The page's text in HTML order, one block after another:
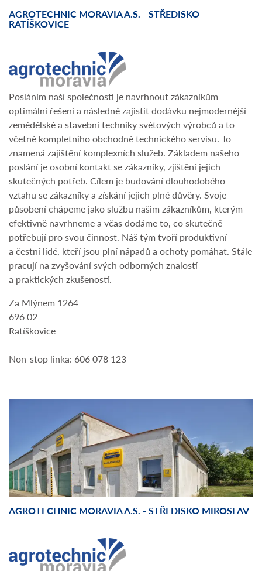
AGROTECHNIC MORAVIA A.S. - STŘEDISKO
RATÍŠKOVICE
Posláním naší společnosti je navrhnout zákazníkům
optimální řešení a následně zajistit dodávku nejmodernější
zemědělské a stavební techniky světových výrobců a to
včetně kompletního obchodně technického servisu. To
znamená zajištění komplexních služeb. Základem našeho
poslání je osobní kontakt se zákazníky, zjištění jejich
skutečných potřeb. Cílem je budování dlouhodobého
vztahu se zákazníky a získání jejich plné důvěry. Svoje
působení chápeme jako službu našim zákazníkům, kterým
efektivně navrhneme a včas dodáme to, co skutečně
potřebují pro svou činnost. Náš tým tvoří produktivní
a čestní lidé, kteří jsou plní nápadů a ochoty pomáhat. Stále
pracují na zvyšování svých odborných znalostí
a praktických zkušeností.
Za Mlýnem 1264
696 02
Ratíškovice
Non-stop linka: 606 078 123
AGROTECHNIC MORAVIA A.S. - STŘEDISKO MIROSLAV